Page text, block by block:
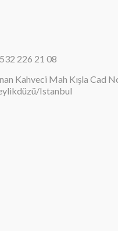
226 21 08
Kahveci Mah Kışla Cad
Istanbul